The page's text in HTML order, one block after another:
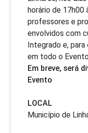
horário de 17h00
professores e
envolvidos com
Integrado e,
em todo o
Em breve, será
Evento
LOCAL
Município de